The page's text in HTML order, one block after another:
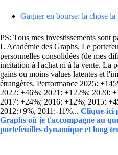
Gagner en bourse: la chose
PS: Tous mes investissements sont
L'Académie des Graphs. Le
personnelles consolidées (de mes
incitation à l'achat ni à la vente. La
gains ou moins values latentes et
étrangères. Performance 2025:
2022: +46%; 2021: +122%; 2020:
2017: +24%; 2016: +12%; 2015:
2012:+9%, 2011:-11%... Clique-ici
Graphs où je t'accompagne au
portefeuilles dynamique et long